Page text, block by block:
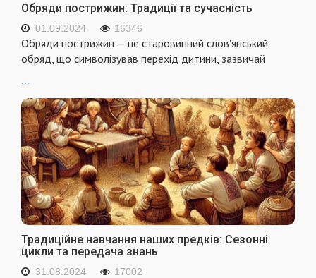
Обряди пострижин: Традиції та сучасність
01.09.2024 16346
Обряди пострижин — це старовинний слов'янський
обряд, що символізував перехід дитини, зазвичай
Традиційне навчання наших предків: Сезонні
цикли та передача знань
31.08.2024 17002